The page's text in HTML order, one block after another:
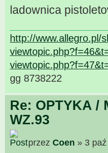
ladownica
http://www.allegro.pl/
gg 8738222
Re: OPTYKA /
WZ.93
przez Coen » 3